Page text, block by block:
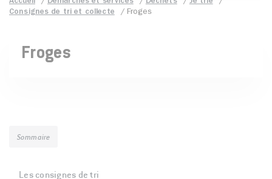
Consignes de tri et collecte
Froges
Froges
Sommaire
Les consignes de tri